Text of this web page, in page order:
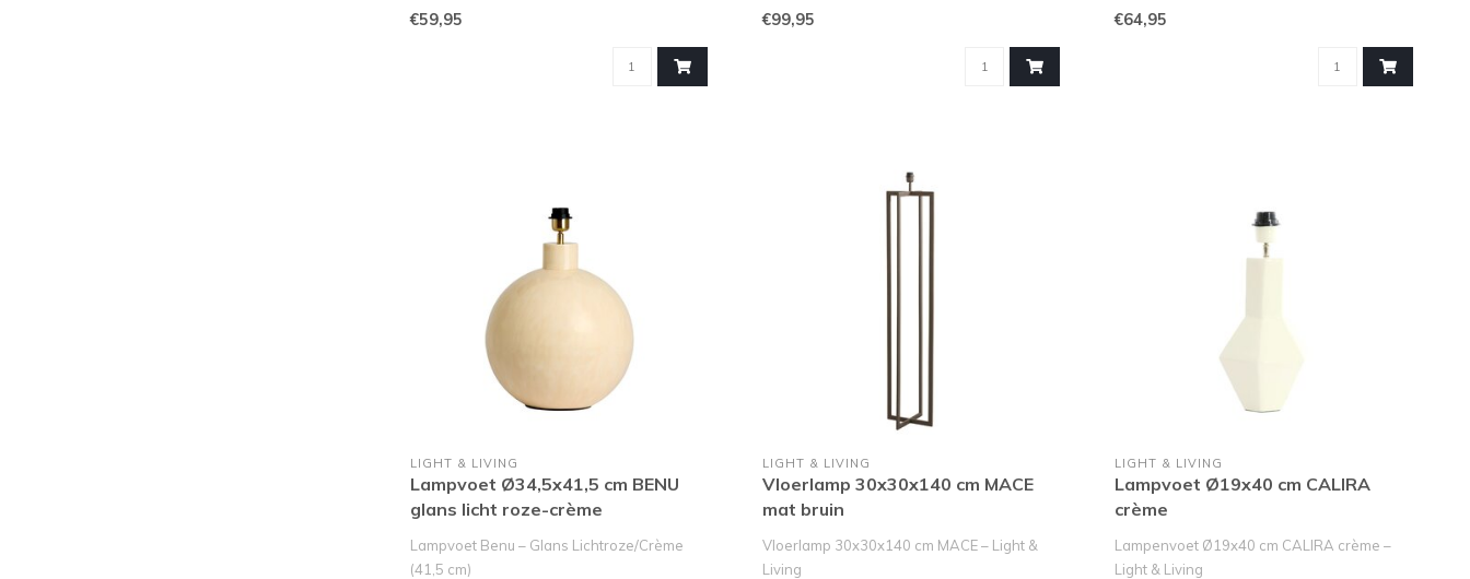
Breng stijlvolle verlichting..
€59,95
Geef je interieur een luxueuze u..
€99,95
Geef je interieur een zachte, ..
€64,95
LIGHT & LIVING
Lampvoet Ø34,5x41,5 cm BENU
glans licht roze-crème
Lampvoet Benu – Glans Lichtroze/Crème
(41,5 cm)
LIGHT & LIVING
Vloerlamp 30x30x140 cm MACE
mat bruin
Vloerlamp 30x30x140 cm MACE – Light &
Living
LIGHT & LIVING
Lampvoet Ø19x40 cm CALIRA
crème
Lampenvoet Ø19x40 cm CALIRA crème –
Light & Living